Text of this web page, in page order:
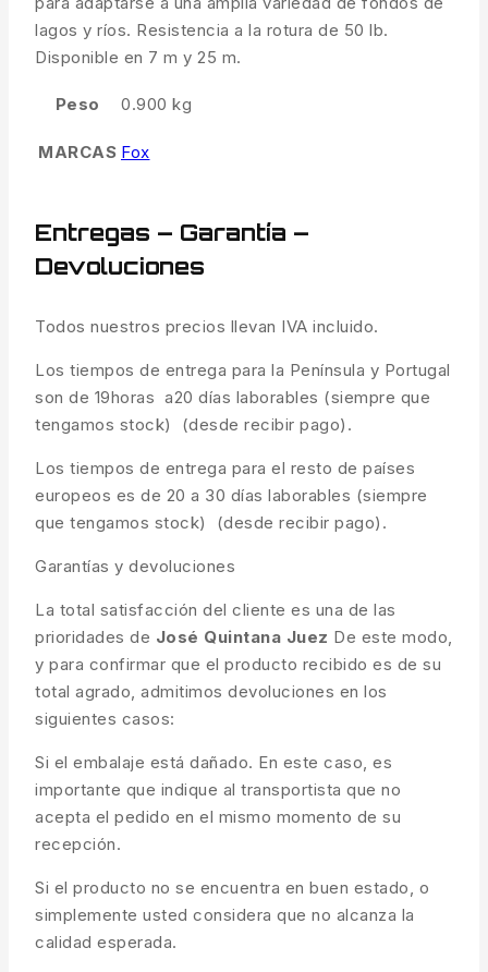
lagos y ríos. Resistencia a la rotura de 50 lb.
Disponible en 7 m y 25 m.
Peso 0.900 kg
MARCAS Fox
Entregas – Garantía –
Devoluciones
Todos nuestros precios llevan IVA incluido.
Los tiempos de entrega para la Península y Portugal
son de 19horas a20 días laborables (siempre que
tengamos stock) (desde recibir pago).
Los tiempos de entrega para el resto de países
europeos es de 20 a 30 días laborables (siempre
que tengamos stock) (desde recibir pago).
Garantías y devoluciones
La total satisfacción del cliente es una de las
prioridades de José Quintana Juez De este modo,
y para confirmar que el producto recibido es de su
total agrado, admitimos devoluciones en los
siguientes casos:
Si el embalaje está dañado. En este caso, es
importante que indique al transportista que no
acepta el pedido en el mismo momento de su
recepción.
Si el producto no se encuentra en buen estado, o
simplemente usted considera que no alcanza la
calidad esperada.